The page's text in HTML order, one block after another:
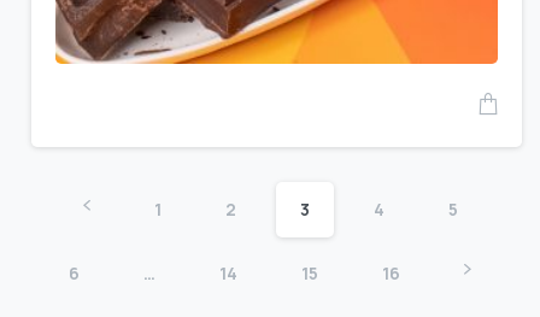
1 2 3 4 5
6 … 14 15 16